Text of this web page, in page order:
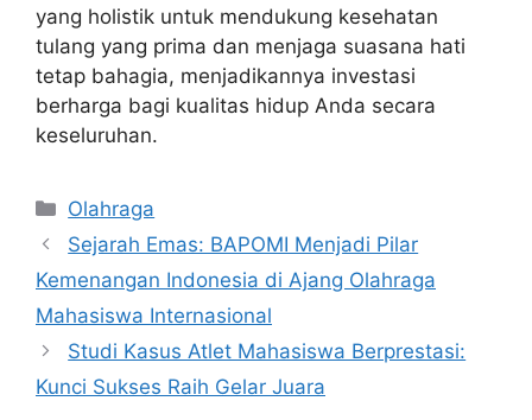
yang holistik untuk mendukung kesehatan
tulang yang prima dan menjaga suasana hati
tetap bahagia, menjadikannya investasi
berharga bagi kualitas hidup Anda secara
keseluruhan.
Kategori
Olahraga
Sejarah Emas: BAPOMI Menjadi Pilar
Kemenangan Indonesia di Ajang Olahraga
Mahasiswa Internasional
Studi Kasus Atlet Mahasiswa Berprestasi:
Kunci Sukses Raih Gelar Juara